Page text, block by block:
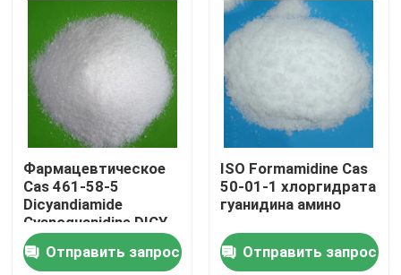
О Компании
Контакты
Фармацевтическое
Cas 461-58-5
Dicyandiamide
Cyanoguanidine DICY
DCD промежуточное
Отправить запрос
ISO Formamidine Cas
50-01-1 хлоргидрата
гуанидина амино
Отправить запрос